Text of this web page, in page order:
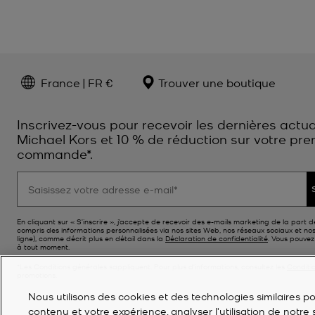
France | FR € Trouver une boutique
Inscrivez-vous pour recevoir les dernières
Michael Kors et 10 % de réduction sur votre
commande*.
En cliquant sur « S’inscrire », j’accepte de recevoir des e-mails marketing de la part
compris des informations personnalisées via nos sites Web, nos réseaux sociaux et
ligne), comme décrit plus en détail dans la Déclaration de confidentialité. Vous
à tout moment.
Nous utilisons des cookies et des technologies similaires
contenu et votre expérience, analyser l'utilisation de notre